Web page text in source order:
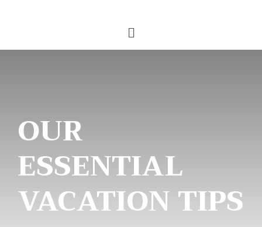
OUR
ESSENTIAL
VACATION TIPS